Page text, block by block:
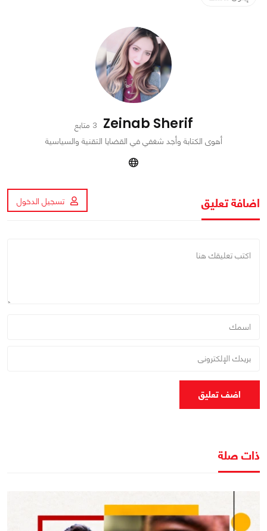
Zeinab Sherif 3 متابع
أهوى الكتابة وأجد شغفي في القضايا التقنية والسياسية
اضافة تعليق تسجيل الدخول
اضف تعليق
ذات صلة